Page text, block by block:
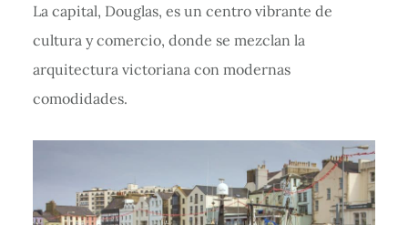
La capital, Douglas, es un centro vibrante de
cultura y comercio, donde se mezclan la
arquitectura victoriana con modernas
comodidades.